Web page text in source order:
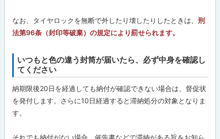
なお、タイヤロックを無断で外したり壊したりしたときは、 刑
法第96条（封印等破棄）の規定により罰せられます。
ト
プ
に
戻
いつもと色の違う封筒が届いたら、必ず中身を確認し
てください
納期限後20日を経過しても納付が確認できない場合は、督促状
を発付します。さらに10日経過すると滞納処分の対象となりま
す。
それでも納付がない場合、催告書などで滞納がある旨をお知ら